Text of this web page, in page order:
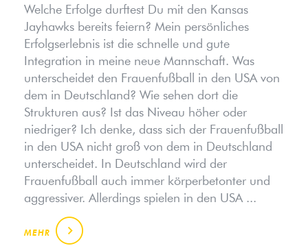
Welche Erfolge durftest Du mit den Kansas
Jayhawks bereits feiern? Mein persönliches
Erfolgserlebnis ist die schnelle und gute
Integration in meine neue Mannschaft. Was
unterscheidet den Frauenfußball in den USA von
dem in Deutschland? Wie sehen dort die
Strukturen aus? Ist das Niveau höher oder
niedriger? Ich denke, dass sich der Frauenfußball
in den USA nicht groß von dem in Deutschland
unterscheidet. In Deutschland wird der
Frauenfußball auch immer körperbetonter und
aggressiver. Allerdings spielen in den USA ...
MEHR